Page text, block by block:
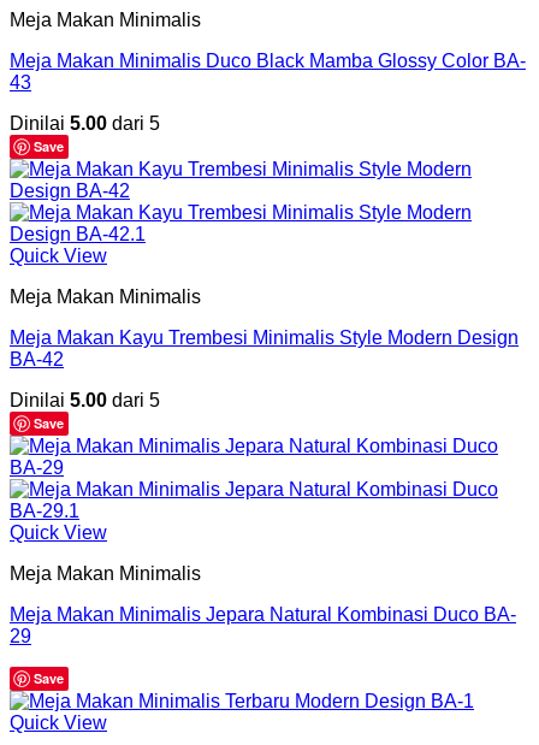
Meja Makan Minimalis
Meja Makan Minimalis Duco Black Mamba Glossy Color BA-
43
Dinilai 5.00 dari 5
Save
Quick View
Meja Makan Minimalis
Meja Makan Kayu Trembesi Minimalis Style Modern Design
BA-42
Dinilai 5.00 dari 5
Save
Quick View
Meja Makan Minimalis
Meja Makan Minimalis Jepara Natural Kombinasi Duco BA-
29
Save
Quick View